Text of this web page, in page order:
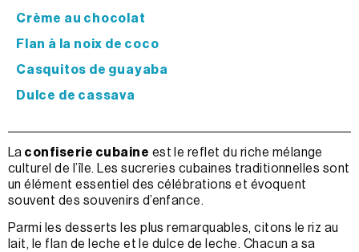
Crème au chocolat
Flan à la noix de coco
Casquitos de guayaba
Dulce de cassava
La confiserie cubaine est le reflet du riche mélange
culturel de l’île. Les sucreries cubaines traditionnelles sont
un élément essentiel des célébrations et évoquent
souvent des souvenirs d’enfance.
Parmi les desserts les plus remarquables, citons le riz au
lait, le flan de leche et le dulce de leche. Chacun a sa